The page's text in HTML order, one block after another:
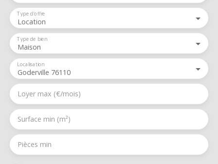
Location
Type d'offre
Maison
Type de bien
Goderville 76110
Localisation
Loyer max (€/mois)
Surface min (m²)
Pièces min